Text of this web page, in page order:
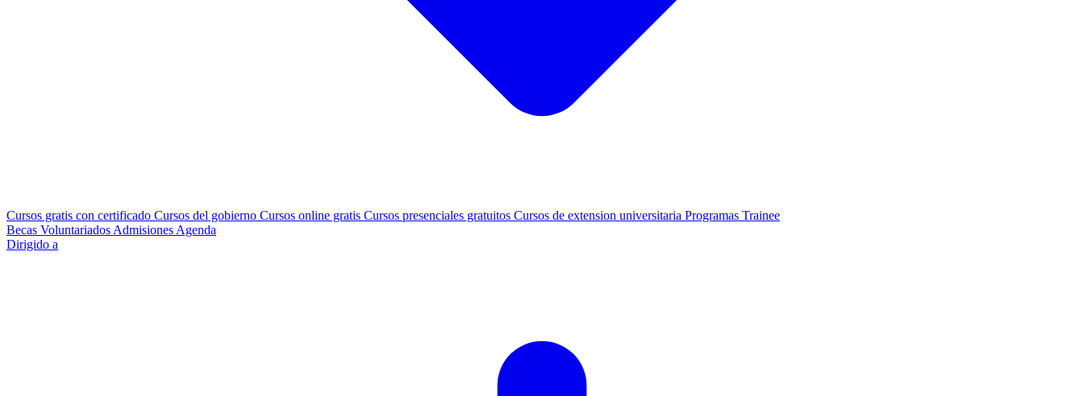
Cursos gratis con certificado Cursos del gobierno Cursos online gratis Cursos presenciales gratuitos Cursos de extension universitaria Programas Trainee
Becas Voluntariados Admisiones Agenda
Dirigido a